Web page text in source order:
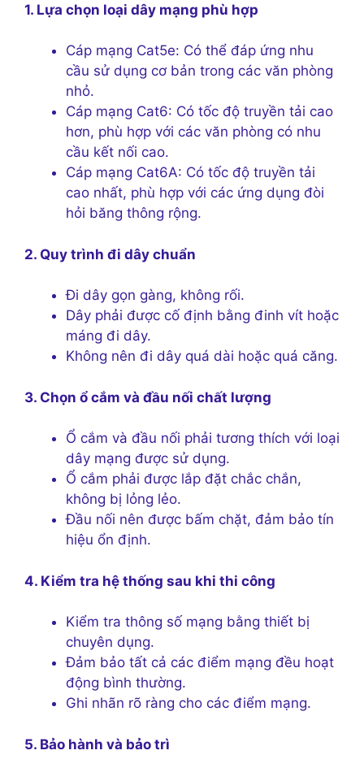
1. Lựa chọn loại dây mạng phù hợp
Cáp mạng Cat5e: Có thể đáp ứng nhu
cầu sử dụng cơ bản trong các văn phòng
nhỏ.
Cáp mạng Cat6: Có tốc độ truyền tải cao
hơn, phù hợp với các văn phòng có nhu
cầu kết nối cao.
Cáp mạng Cat6A: Có tốc độ truyền tải
cao nhất, phù hợp với các ứng dụng đòi
hỏi băng thông rộng.
2. Quy trình đi dây chuẩn
Đi dây gọn gàng, không rối.
Dây phải được cố định bằng đinh vít hoặc
máng đi dây.
Không nên đi dây quá dài hoặc quá căng.
3. Chọn ổ cắm và đầu nối chất lượng
Ổ cắm và đầu nối phải tương thích với loại
dây mạng được sử dụng.
Ổ cắm phải được lắp đặt chắc chắn,
không bị lỏng lẻo.
Đầu nối nên được bấm chặt, đảm bảo tín
hiệu ổn định.
4. Kiểm tra hệ thống sau khi thi công
Kiểm tra thông số mạng bằng thiết bị
chuyên dụng.
Đảm bảo tất cả các điểm mạng đều hoạt
động bình thường.
Ghi nhãn rõ ràng cho các điểm mạng.
5. Bảo hành và bảo trì